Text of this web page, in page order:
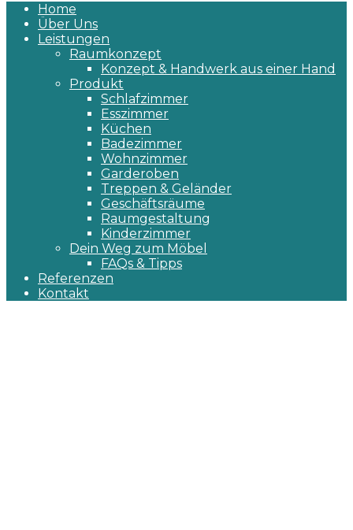
Home
Über Uns
Leistungen
Raumkonzept
Konzept & Handwerk aus einer Hand
Produkt
Schlafzimmer
Esszimmer
Küchen
Badezimmer
Wohnzimmer
Garderoben
Treppen & Geländer
Geschäftsräume
Raumgestaltung
Kinderzimmer
Dein Weg zum Möbel
FAQs & Tipps
Referenzen
Kontakt